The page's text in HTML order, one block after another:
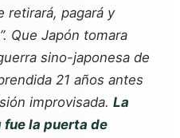
retirará, pagará y
Que Japón tomara
sino-japonesa de
21 años antes
improvisada. La
fue la puerta de